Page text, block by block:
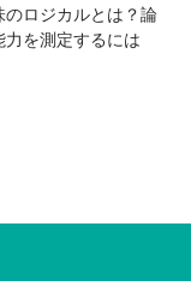
のロジカルとは？論
を測定するには